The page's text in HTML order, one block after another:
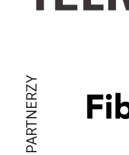
PARTNERZY